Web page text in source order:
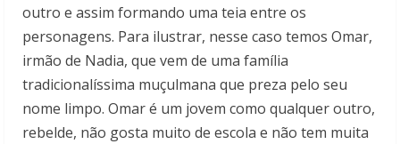
outro e assim formando uma teia entre os
personagens. Para ilustrar, nesse caso temos Omar,
irmão de Nadia, que vem de uma família
tradicionalíssima muçulmana que preza pelo seu
nome limpo. Omar é um jovem como qualquer outro,
rebelde, não gosta muito de escola e não tem muita